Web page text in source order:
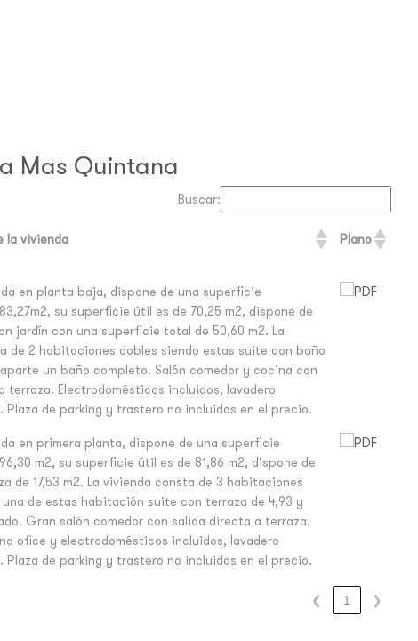
Mas Quintana
Buscar:
la vivienda Plano
en planta baja, dispone de una superficie
su superficie útil es de 70,25 m2, dispone de
jardín con una superficie total de 50,60 m2. La
de 2 habitaciones dobles siendo estas suite con baño
un baño completo. Salón comedor y cocina con
terraza. Electrodomésticos incluidos, lavadero
Plaza de parking y trastero no incluidos en el precio.
en primera planta, dispone de una superficie
m2, su superficie útil es de 81,86 m2, dispone de
de 17,53 m2. La vivienda consta de 3 habitaciones
una de estas habitación suite con terraza de 4,93 y
Gran salón comedor con salida directa a terraza.
ofice y electrodomésticos incluidos, lavadero
Plaza de parking y trastero no incluidos en el precio.
❮ 1 ❯